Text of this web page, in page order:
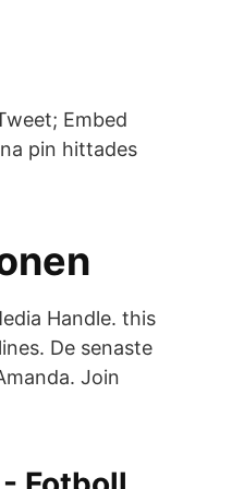
pin hittades
Handle. this
De senaste
Join